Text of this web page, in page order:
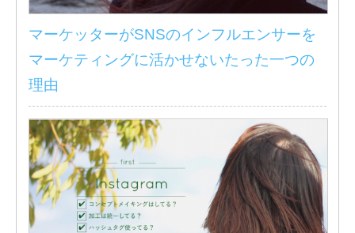
マーケッターがSNSのインフルエンサーを
マーケティングに活かせないたった一つの
理由